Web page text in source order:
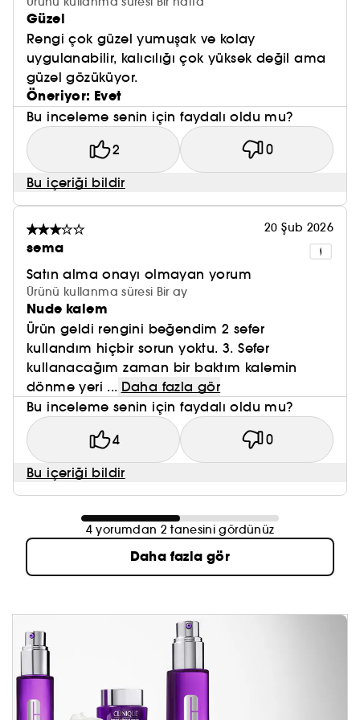
için tasarlanmıştır).
\\Nokta-nokta-çizgi\\ methodu ile kolaylıkla
dudaklarınıza uygulayabilirsiniz.
Üst dudağınızda sol ve sağ tarafa iki nokta yapın,
alt dudak ucundan da kısa bir çizgi çekin.
Sonrasında bu üç noktayı birleştirin.
Rujun kalıcılığını artırmak için dudağı tamamen
dudak kalemiyle doldurun, ardından ruj
uygulayın.
Dilerseniz tüm dudağa uygulayıp üzerine ruj veya
parlatıcı sürebilirsiniz.
Çıkarmak için Take The Day Off Göz ve Dudak
Makyaj Temizleyicisini kulanın.
Güzel
Rengi çok güzel yumuşak ve kolay
uygulanabilir, kalıcılığı çok yüksek değil ama
güzel gözüküyor.
Öneriyor: Evet
Bu inceleme senin için faydalı oldu mu?
2 0
Bu içeriği bildir
20 Şub 2026
sema
Satın alma onayı olmayan yorum
Ürünü kullanma süresi Bir ay
Nude kalem
Ürün geldi rengini beğendim 2 sefer
kullandım hiçbir sorun yoktu. 3. Sefer
kullanacağım zaman bir baktım kalemin
dönme yeri ... Daha fazla gör
Bu inceleme senin için faydalı oldu mu?
4 0
Bu içeriği bildir
4 yorumdan 2 tanesini gördünüz
Daha fazla gör